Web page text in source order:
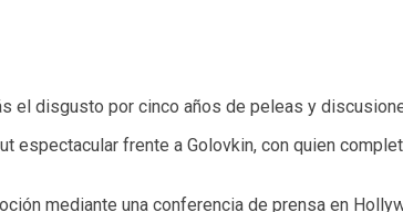
el disgusto por cinco años de peleas y
frente a Golovkin, con quien
mediante una conferencia de prensa en